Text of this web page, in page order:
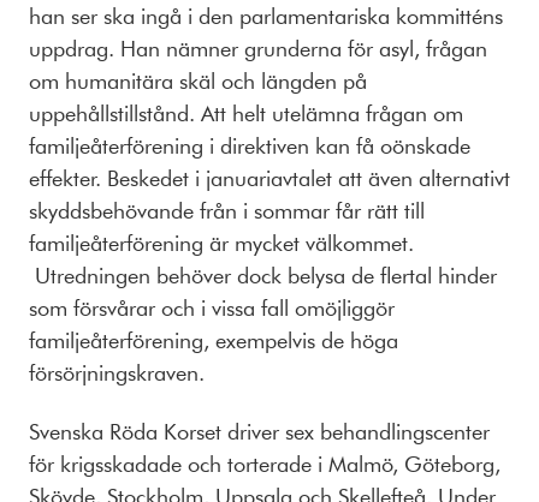
han ser ska ingå i den parlamentariska kommitténs
uppdrag. Han nämner grunderna för asyl, frågan
om humanitära skäl och längden på
uppehållstillstånd. Att helt utelämna frågan om
familjeåterförening i direktiven kan få oönskade
effekter. Beskedet i januariavtalet att även alternativt
skyddsbehövande från i sommar får rätt till
familjeåterförening är mycket välkommet.
Utredningen behöver dock belysa de flertal hinder
som försvårar och i vissa fall omöjliggör
familjeåterförening, exempelvis de höga
försörjningskraven.
Svenska Röda Korset driver sex behandlingscenter
för krigsskadade och torterade i Malmö, Göteborg,
Skövde, Stockholm, Uppsala och Skellefteå. Under